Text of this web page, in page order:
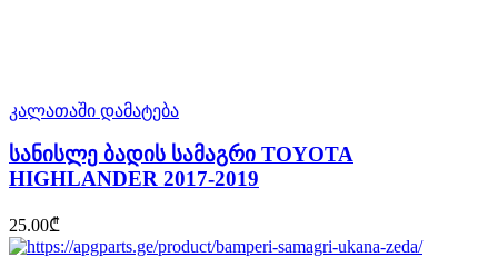
კალათაში დამატება
სანისლე ბადის სამაგრი TOYOTA
HIGHLANDER 2017-2019
25.00₾